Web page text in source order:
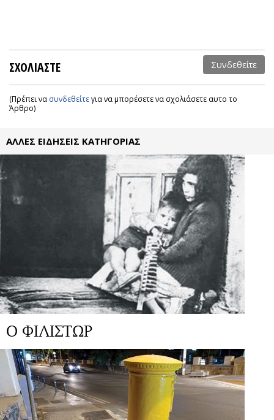
ΣΧΟΛΙΑΣΤΕ Συνδεθείτε
(Πρέπει να συνδεθείτεγια να μπορέσετε να σχολιάσετε αυτο το
Άρθρο)
ΑΛΛΕΣ ΕΙΔΗΣΕΙΣ ΚΑΤΗΓΟΡΙΑΣ
Ο ΦΙΛΙΣΤΩΡ